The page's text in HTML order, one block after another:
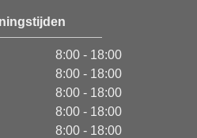
8:00 - 18:00
8:00 - 18:00
8:00 - 18:00
8:00 - 18:00
8:00 - 18:00